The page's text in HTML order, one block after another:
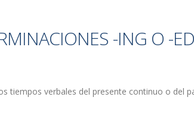
-ING O -ED
tiempos verbales del presente continuo o del